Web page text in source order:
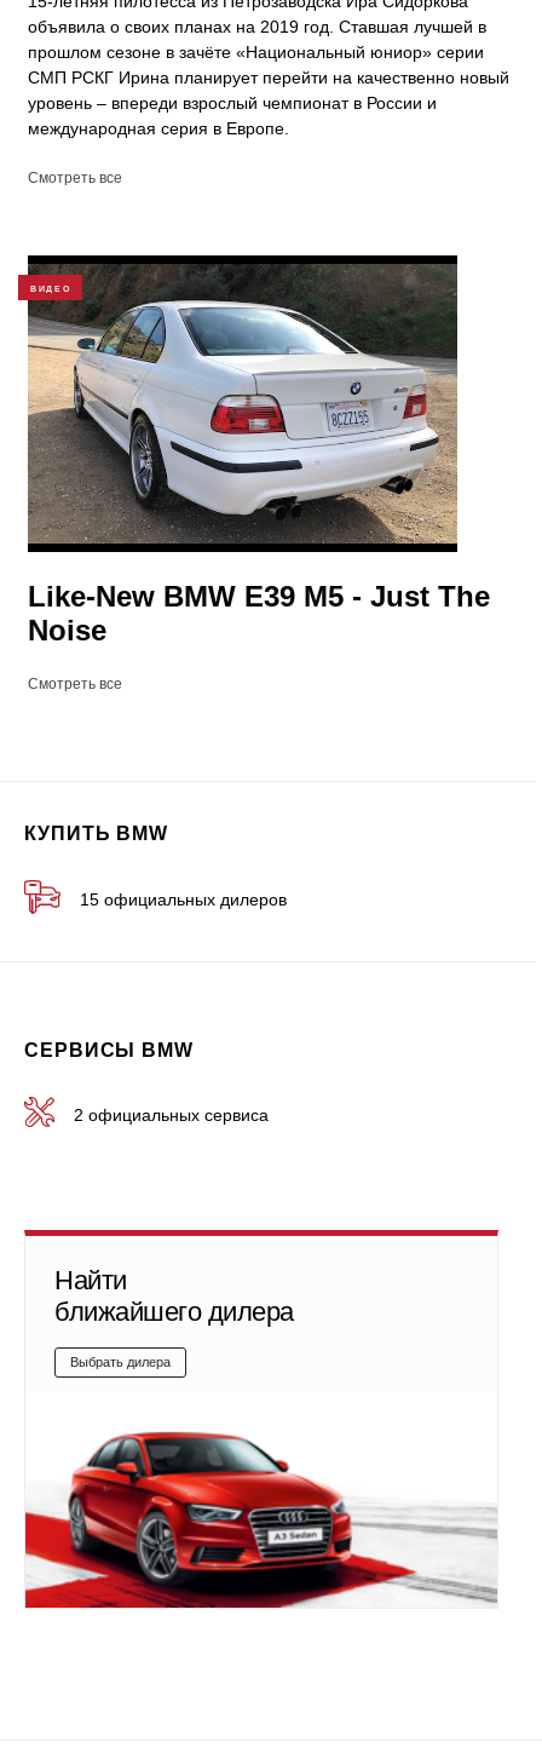
объявила о своих планах на 2019 год. Ставшая лучшей в
прошлом сезоне в зачёте «Национальный юниор» серии
СМП РСКГ Ирина планирует перейти на качественно новый
уровень – впереди взрослый чемпионат в России и
международная серия в Европе.
Смотреть все
ВИДЕО
Like-New BMW E39 M5 - Just The
Noise
Смотреть все
КУПИТЬ BMW
15 официальных дилеров
СЕРВИСЫ BMW
2 официальных сервиса
Найти
ближайшего дилера
Выбрать дилера